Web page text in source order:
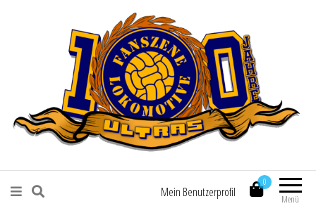
Fanszene Lokomotive Leipzig
Menü
0
Mein Benutzerprofil